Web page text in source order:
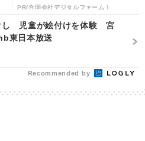
PR(合同会社デジタルファーム )
し 児童が絵付けを体験 宮
東日本放送
Recommended by